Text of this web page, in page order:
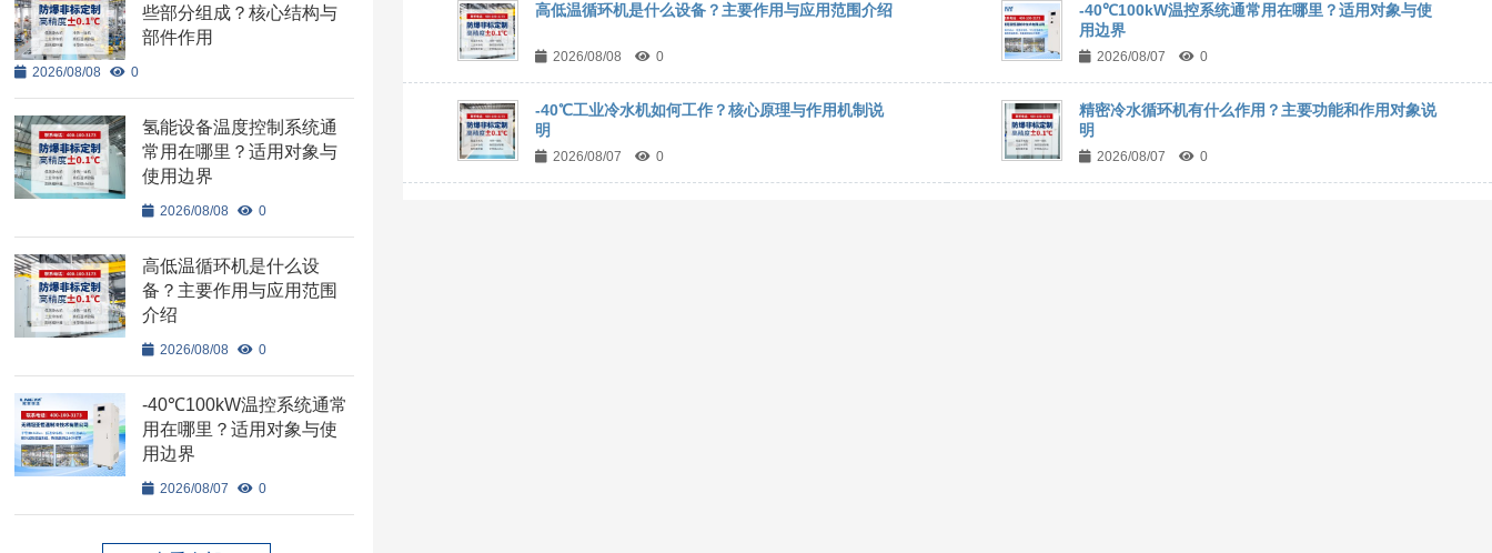
高低温循环机是什么设备？主要作用与应用范围介绍
2026/08/08 0
-40℃100kW温控系统通常用在哪里？适用对象与使
用边界
2026/08/07 0
-40℃工业冷水机如何工作？核心原理与作用机制说
明
2026/08/07 0
精密冷水循环机有什么作用？主要功能和作用对象说
明
2026/08/07 0
些部分组成？核心结构与
部件作用
2026/08/08 0
氢能设备温度控制系统通
常用在哪里？适用对象与
使用边界
2026/08/08 0
高低温循环机是什么设
备？主要作用与应用范围
介绍
2026/08/08 0
-40℃100kW温控系统通常
用在哪里？适用对象与使
用边界
2026/08/07 0